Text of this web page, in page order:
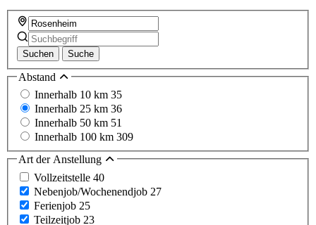
Suchen Suche
Abstand
Innerhalb 10 km 35
Innerhalb 25 km 36
Innerhalb 50 km 51
Innerhalb 100 km 309
Art der Anstellung
Vollzeitstelle 40
Nebenjob/Wochenendjob 27
Ferienjob 25
Teilzeitjob 23